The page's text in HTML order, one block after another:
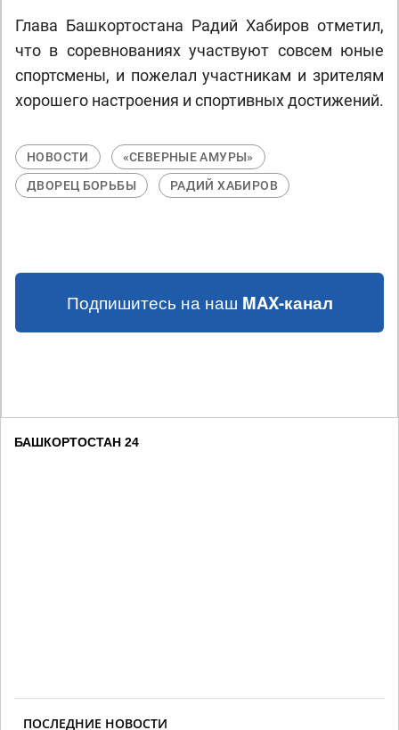
Глава Башкортостана Радий Хабиров отметил,
что в соревнованиях участвуют совсем юные
спортсмены, и пожелал участникам и зрителям
хорошего настроения и спортивных достижений.
НОВОСТИ
«СЕВЕРНЫЕ АМУРЫ»
ДВОРЕЦ БОРЬБЫ
РАДИЙ ХАБИРОВ
Подпишитесь на наш MAX-канал
БАШКОРТОСТАН 24
ПОСЛЕДНИЕ НОВОСТИ